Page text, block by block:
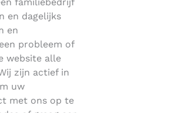
en dagelijks
en
probleem of
website alle
zijn actief in
uw
met ons op te